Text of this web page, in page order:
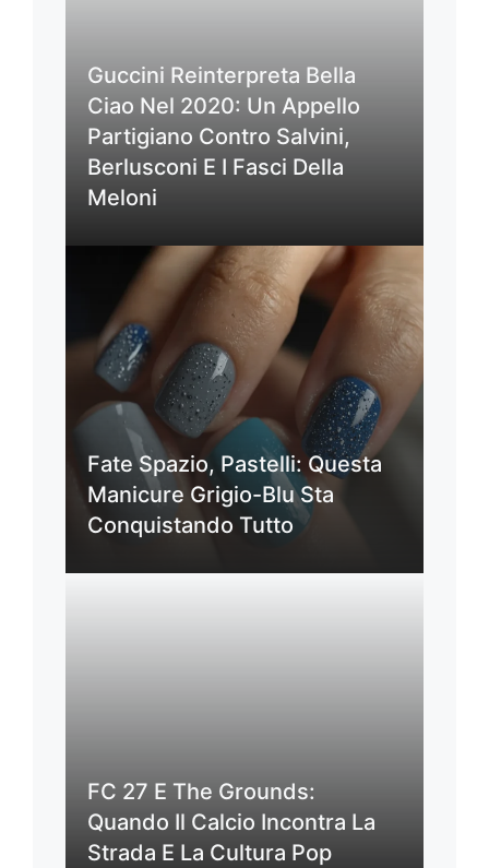
Guccini Reinterpreta Bella
Ciao Nel 2020: Un Appello
Partigiano Contro Salvini,
Berlusconi E I Fasci Della
Meloni
Fate Spazio, Pastelli: Questa
Manicure Grigio-Blu Sta
Conquistando Tutto
FC 27 E The Grounds:
Quando Il Calcio Incontra La
Strada E La Cultura Pop